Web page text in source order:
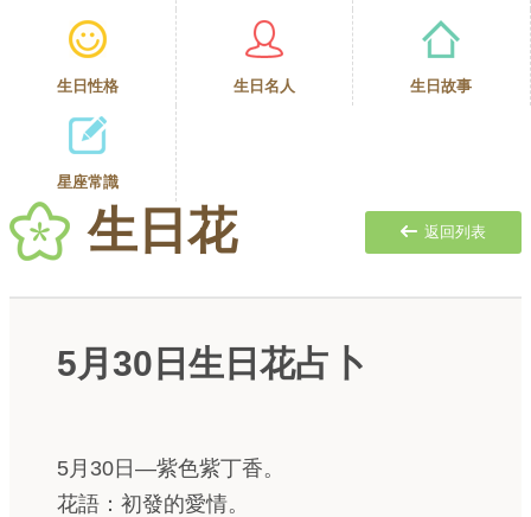
生日性格 生日名人 生日故事
星座常識
生日花 返回列表
5月30日生日花占卜
5月30日—紫色紫丁香。
花語：初發的愛情。